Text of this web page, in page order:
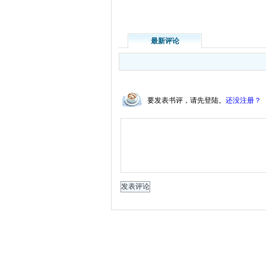
最新评论
要发表书评，请先登陆。 还没注册？